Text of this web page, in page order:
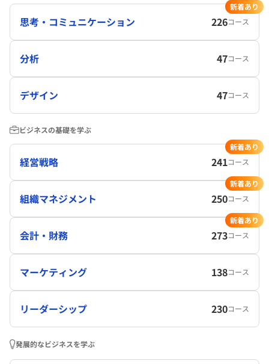
思考・コミュニケーション 226コース
新着あり
分析 47コース
デザイン 47コース
ビジネスの基礎を学ぶ
経営戦略 241コース
新着あり
組織マネジメント 250コース
新着あり
会計・財務 273コース
新着あり
マーケティング 138コース
リーダーシップ 230コース
発展的なビジネスを学ぶ